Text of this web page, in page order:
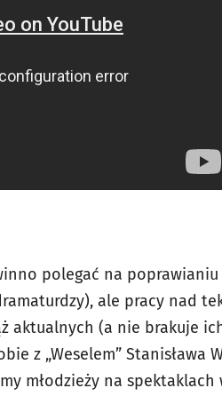
polegać na
ale pracy nad
aktualnych (a nie brakuje
z „Weselem” Stanisława
młodzieży na spektaklach